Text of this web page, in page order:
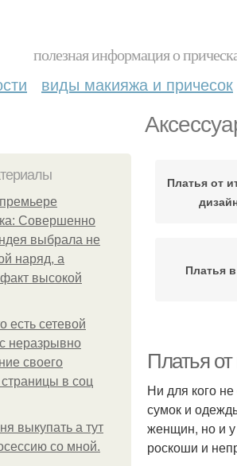
полезная информация о
виды макияжа и причесок
Совершенно
выбрала не
наряд, а
высокой
есть сетевой
неразрывно
своего
в соц
выкупать а тут
со мной.
Платья от
Платья
Платья
Ни для кого
сумок и
женщин, но и
роскоши и